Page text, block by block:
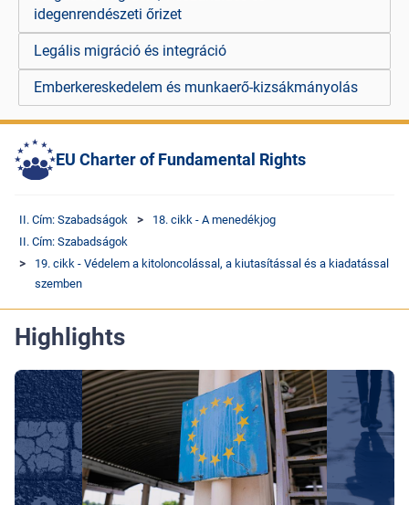
idegenrendészeti őrizet
Legális migráció és integráció
Emberkereskedelem és munkaerő-kizsákmányolás
EU Charter of Fundamental Rights
II. Cím: Szabadságok
18. cikk - A menedékjog
II. Cím: Szabadságok
19. cikk - Védelem a kitoloncolással, a kiutasítással és a kiadatással
szemben
Highlights